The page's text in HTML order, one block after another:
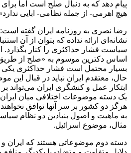
تنها پالس عملی ترامپ در واکنش به
حضور و سخنرانی نماینده ترامپ در
اینکه وی همان‌جا بر تداوم سیاست فشار
از سوی دیگر باید پرسید: ترامپ و
شرافتمندی را در پایمال کردن توافق
در ترور شهید سلیمانی؟ در فشار
«نه مرسی» گفتن ترامپ به پالس
ظریف؟! در صورت بی‌اعتنایی به
توسط ترامپ و بی‌غیرتی نسبت به خون
می‌توان از مذاکرات شرافتمندانه و
نسبت به خون شهید سلیمانی غیرت و
برجام هم که زمانی نگاه ناموسی به آن
روحانی در زمان خودش دیوانگی